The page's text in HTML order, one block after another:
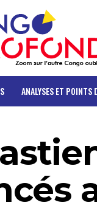
ANALYSES ET POINTS